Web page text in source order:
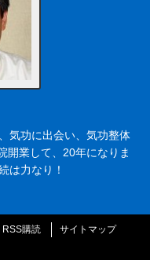
気功に出会い、気功整体
開業して、20年になりま
は力なり！
RSS購読 サイトマップ